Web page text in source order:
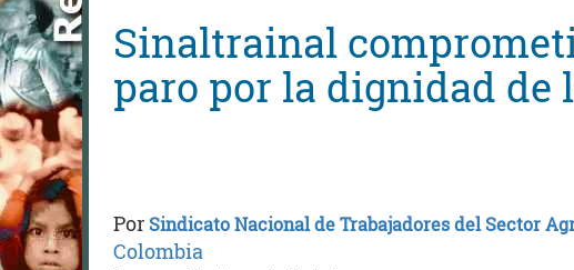
Sinaltrainal
paro por la dignidad de
Por Sindicato Nacional de Trabajadores del Sector
Colombia